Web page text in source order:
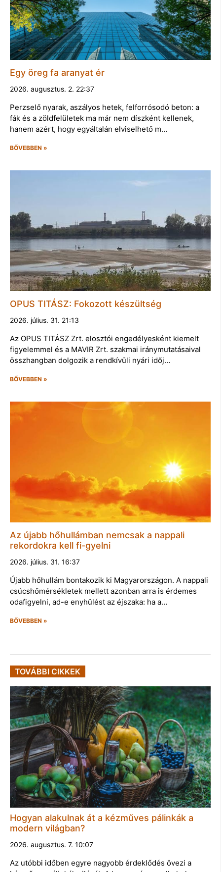
Egy öreg fa aranyat ér
2026. augusztus. 2. 22:37
Perzselő nyarak, aszályos hetek, felforrósodó beton: a
fák és a zöldfelületek ma már nem díszként kellenek,
hanem azért, hogy egyáltalán elviselhető m…
BŐVEBBEN »
OPUS TITÁSZ: Fokozott készültség
2026. július. 31. 21:13
Az OPUS TITÁSZ Zrt. elosztói engedélyesként kiemelt
figyelemmel és a MAVIR Zrt. szakmai iránymutatásaival
összhangban dolgozik a rendkívüli nyári időj…
BŐVEBBEN »
Az újabb hőhullámban nemcsak a nappali
rekordokra kell fi-gyelni
2026. július. 31. 16:37
Újabb hőhullám bontakozik ki Magyarországon. A nappali
csúcshőmérsékletek mellett azonban arra is érdemes
odafigyelni, ad-e enyhülést az éjszaka: ha a…
BŐVEBBEN »
TOVÁBBI CIKKEK
Hogyan alakulnak át a kézműves pálinkák a
modern világban?
2026. augusztus. 7. 10:07
Az utóbbi időben egyre nagyobb érdeklődés övezi a